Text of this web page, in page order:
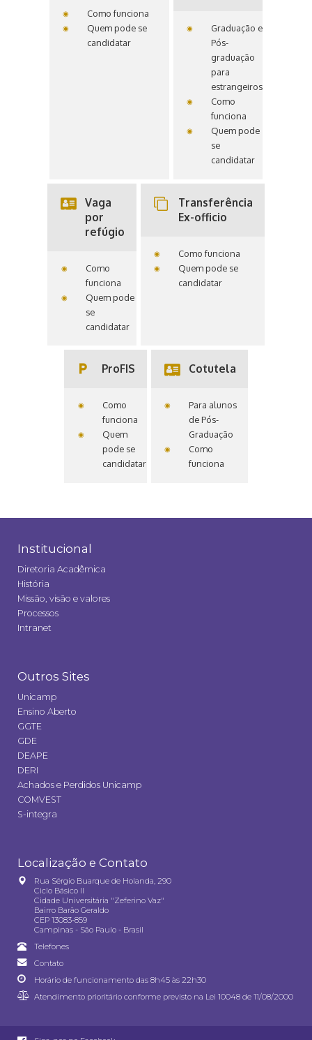
Como funciona
Quem pode se
candidatar
Graduação e
Pós-
graduação
para
estrangeiros
Como
funciona
Quem pode
se
candidatar
Vaga
por
refúgio
Como
funciona
Quem pode
se
candidatar
Transferência
Ex-officio
Como funciona
Quem pode se
candidatar
local_parking ProFIS
Como
funciona
Quem
pode se
candidatar
Cotutela
Para alunos
de Pós-
Graduação
Como
funciona
Institucional
Diretoria Acadêmica
História
Missão, visão e valores
Processos
Intranet
Outros Sites
Unicamp
Ensino Aberto
GGTE
GDE
DEAPE
DERI
Achados e Perdidos Unicamp
COMVEST
S-integra
Localização e Contato
Rua Sérgio Buarque de Holanda, 290
Ciclo Básico II
Cidade Universitária "Zeferino Vaz"
Bairro Barão Geraldo
CEP 13083-859
Campinas - São Paulo - Brasil
Telefones
Contato
Horário de funcionamento das 8h45 às 22h30
Atendimento prioritário conforme previsto na Lei 10048 de 11/08/2000